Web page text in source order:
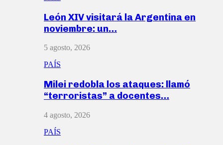
León XIV visitará la Argentina en
noviembre: un…
5 agosto, 2026
PAÍS
Milei redobla los ataques: llamó
“terroristas” a docentes…
4 agosto, 2026
PAÍS